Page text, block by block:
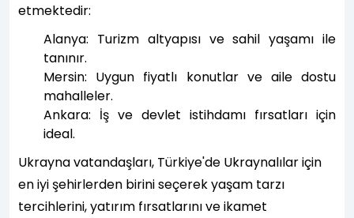
etmektedir:
Alanya: Turizm altyapısı ve sahil yaşamı ile
tanınır.
Mersin: Uygun fiyatlı konutlar ve aile dostu
mahalleler.
Ankara: İş ve devlet istihdamı fırsatları için
ideal.
Ukrayna vatandaşları, Türkiye'de Ukraynalılar için
en iyi şehirlerden birini seçerek yaşam tarzı
tercihlerini, yatırım fırsatlarını ve ikamet